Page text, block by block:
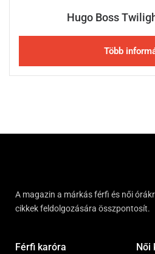
Hugo Boss
Több
A magazin a márkás férfi és női
cikkek feldolgozására összpontosít.
Férfi karóra Női